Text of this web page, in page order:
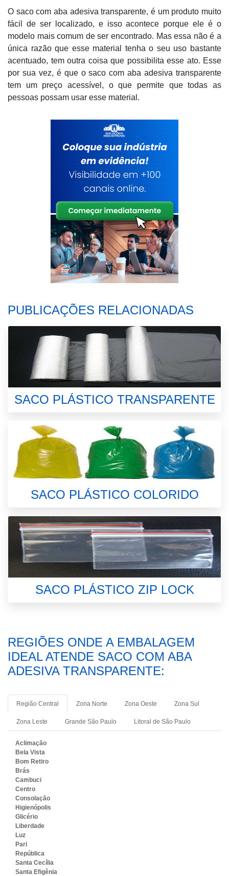
O saco com aba adesiva transparente, é um produto muito
fácil de ser localizado, e isso acontece porque ele é o
modelo mais comum de ser encontrado. Mas essa não é a
única razão que esse material tenha o seu uso bastante
acentuado, tem outra coisa que possibilita esse ato. Esse
por sua vez, é que o saco com aba adesiva transparente
tem um preço acessível, o que permite que todas as
pessoas possam usar esse material.
PUBLICAÇÕES RELACIONADAS
SACO PLÁSTICO TRANSPARENTE
SACO PLÁSTICO COLORIDO
SACO PLÁSTICO ZIP LOCK
REGIÕES ONDE A EMBALAGEM
IDEAL ATENDE SACO COM ABA
ADESIVA TRANSPARENTE:
Região Central Zona Norte Zona Oeste Zona Sul
Zona Leste Grande São Paulo Litoral de São Paulo
Aclimação
Bela Vista
Bom Retiro
Brás
Cambuci
Centro
Consolação
Higienópolis
Glicério
Liberdade
Luz
Pari
República
Santa Cecília
Santa Efigênia